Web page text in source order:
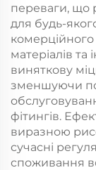
переваги, що
для будь-
матеріалів
виняткову
зменшуючи
фітингів.
виразною
сучасні
споживання